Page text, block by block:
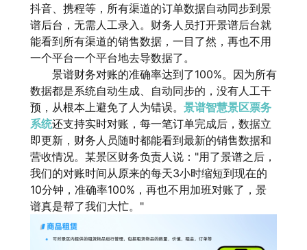
抖音、携程等，所有渠道的订单数据自动同步到景
谱后台，无需人工录入。财务人员打开景谱后台就
能看到所有渠道的销售数据，一目了然，再也不用
一个平台一个平台地去导数据了。
景谱财务对账的准确率达到了100%。因为所有
数据都是系统自动生成、自动同步的，没有人工干
预，从根本上避免了人为错误。 景谱智慧景区票务
系统还支持实时对账，每一笔订单完成后，数据立
即更新，财务人员随时都能看到最新的销售数据和
营收情况。某景区财务负责人说："用了景谱之后，
我们的对账时间从原来的每天3小时缩短到现在的
10分钟，准确率100%，再也不用加班对账了，景
谱真是帮了我们大忙。"